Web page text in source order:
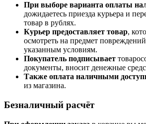
При выборе варианта оплаты
дожидаетесь приезда курьера и
товар в рублях.
Курьер предоставляет товар,
осмотреть на предмет
указанным условиям.
Покупатель подписывает
документы, вносит денежные
Также оплата наличными
из магазина.
Безналичный расчёт